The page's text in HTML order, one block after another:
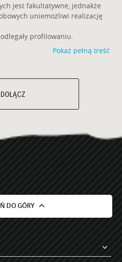
jest fakultatywne, jednakże
uniemożliwi realizację
profilowaniu.
Pokaż pełną treść
DOŁĄCZ
DO GÓRY